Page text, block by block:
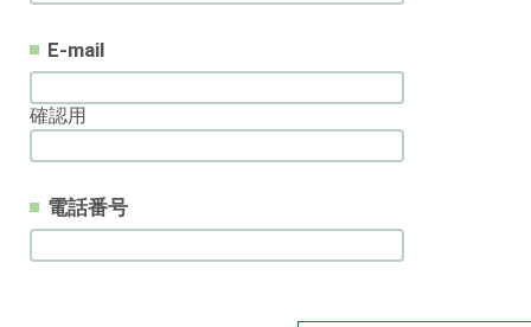
E-mail
確認用
電話番号